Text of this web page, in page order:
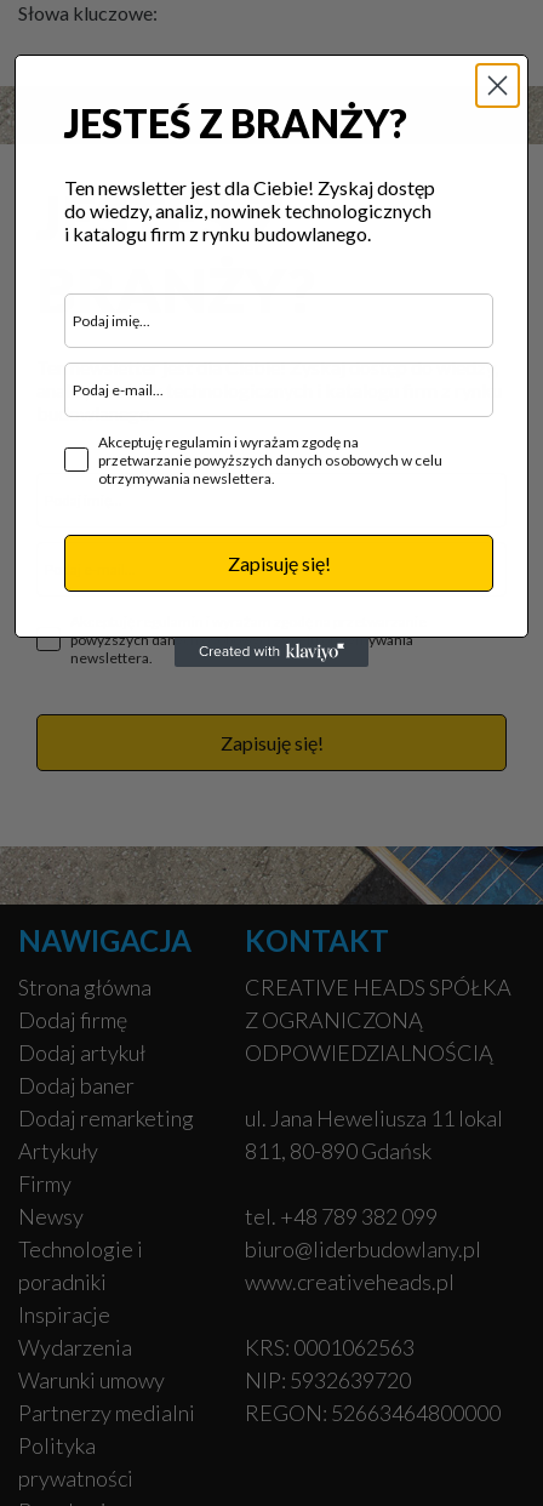
Słowa kluczowe:
JESTEŚ Z
BRANŻY?
Ten newsletter jest dla Ciebie! Zyskaj dostęp do wiedzy,
analiz, nowinek technologicznych i katalogu firm z rynku
budowlanego.
powyższych danych osobowych w celu otrzymywania
newslettera.
Zapisuję się!
NAWIGACJA
Strona główna
Dodaj firmę
Dodaj artykuł
Dodaj baner
Dodaj remarketing
Artykuły
Firmy
Newsy
Technologie i
poradniki
Inspiracje
Wydarzenia
Warunki umowy
Partnerzy medialni
Polityka
prywatności
KONTAKT
CREATIVE HEADS SPÓŁKA
Z OGRANICZONĄ
ODPOWIEDZIALNOŚCIĄ
ul. Jana Heweliusza 11 lokal
811, 80-890 Gdańsk
tel. +48 789 382 099
biuro@liderbudowlany.pl
www.creativeheads.pl
KRS: 0001062563
NIP: 5932639720
REGON: 52663464800000
JESTEŚ Z BRANŻY?
Ten newsletter jest dla Ciebie! Zyskaj dostęp
do wiedzy, analiz, nowinek technologicznych
i katalogu firm z rynku budowlanego.
Akceptuję regulamin i wyrażam zgodę na
przetwarzanie powyższych danych osobowych w celu
otrzymywania newslettera.
Zapisuję się!